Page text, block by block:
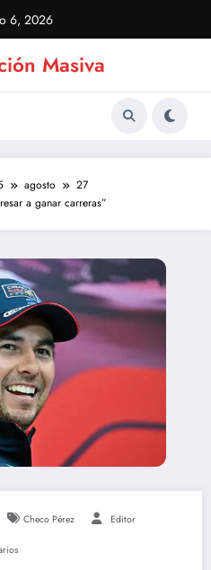
6, 2026
Masiva
agosto
27
a ganar carreras”
Checo Pérez Editor